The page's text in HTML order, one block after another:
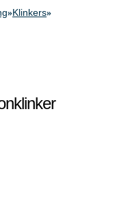
»Klinkers»